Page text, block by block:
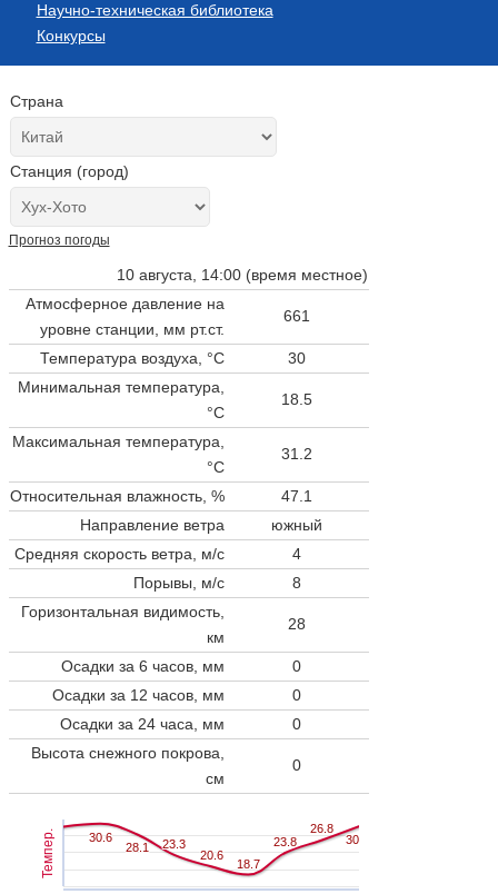
Научно-техническая библиотека
Конкурсы
Страна
Станция (город)
Прогноз погоды
10 августа, 14:00 (время местное)
Атмосферное давление на
уровне станции, мм рт.ст.
661
Температура воздуха, °C
30
Минимальная температура,
°C
18.5
Максимальная температура,
°C
31.2
Относительная влажность, %
47.1
Направление ветра
южный
Средняя скорость ветра, м/с
4
Порывы, м/с
8
Горизонтальная видимость,
км
28
Осадки за 6 часов, мм
0
Осадки за 12 часов, мм
0
Осадки за 24 часа, мм
0
Высота снежного покрова,
см
0
Темпер. 30.6
30.6
28.1
28.1 23.3
23.3
20.6
20.6
18.7
18.7
23.8
23.8
26.8
26.8
30
30